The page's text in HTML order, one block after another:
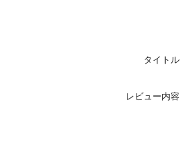
タイトル
レビュー内容